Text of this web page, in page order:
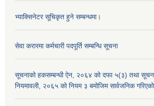
भ्याक्सिनेटर सूचिकृत हुने सम्बन्धमा।
सेवा करारमा कर्मचारी पदपूर्ति सम्बन्धि सूचना
सूचनाको हकसम्बन्धी ऐन, २०६४ को दफा ५(३) तथा
नियमावली, २०६५ को नियम ३ बमोजिम सार्वजनिक